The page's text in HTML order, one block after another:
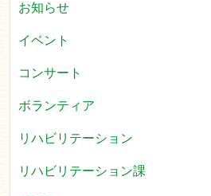
お知らせ
イベント
コンサート
ボランティア
リハビリテーション
リハビリテーション課